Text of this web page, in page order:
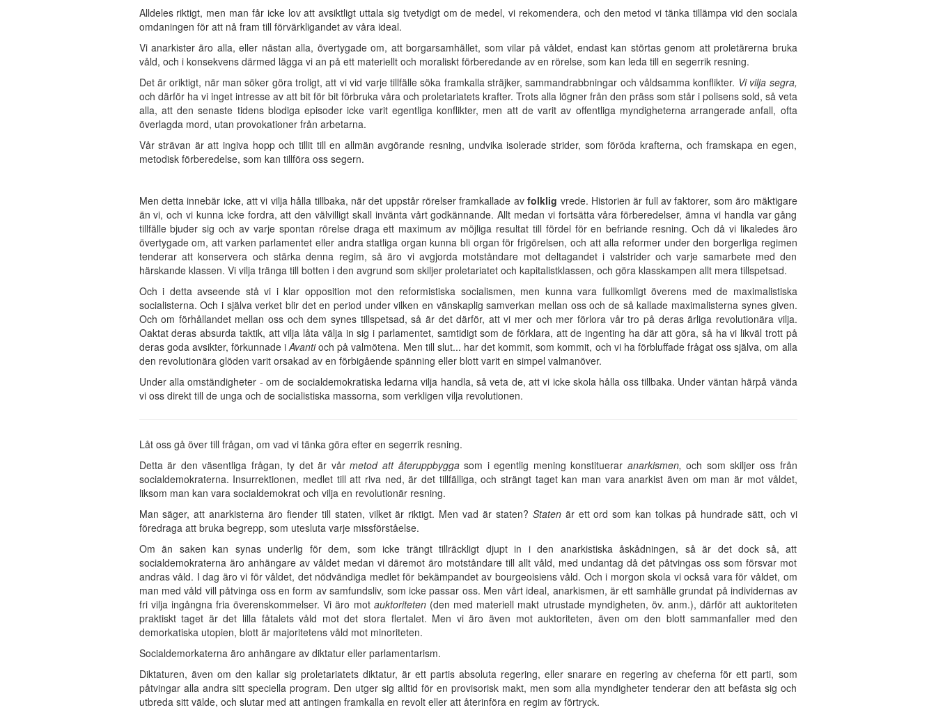
Alldeles riktigt, men man får icke lov att avsiktligt uttala sig tvetydigt om de medel, vi rekomendera, och den metod vi tänka tillämpa vid den sociala
omdaningen för att nå fram till förvärkligandet av våra ideal.
Vi anarkister äro alla, eller nästan alla, övertygade om, att borgarsamhället, som vilar på våldet, endast kan störtas genom att proletärerna bruka
våld, och i konsekvens därmed lägga vi an på ett materiellt och moraliskt förberedande av en rörelse, som kan leda till en segerrik resning.
Det är oriktigt, när man söker göra troligt, att vi vid varje tillfälle söka framkalla sträjker, sammandrabbningar och våldsamma konflikter. Vi vilja segra,
och därför ha vi inget intresse av att bit för bit förbruka våra och proletariatets krafter. Trots alla lögner från den präss som står i polisens sold, så veta
alla, att den senaste tidens blodiga episoder icke varit egentliga konflikter, men att de varit av offentliga myndigheterna arrangerade anfall, ofta
överlagda mord, utan provokationer från arbetarna.
Vår strävan är att ingiva hopp och tillit till en allmän avgörande resning, undvika isolerade strider, som föröda krafterna, och framskapa en egen,
metodisk förberedelse, som kan tillföra oss segern.
Men detta innebär icke, att vi vilja hålla tillbaka, när det uppstår rörelser framkallade avfolklig vrede. Historien är full av faktorer, som äro mäktigare
än vi, och vi kunna icke fordra, att den välvilligt skall invänta vårt godkännande. Allt medan vi fortsätta våra förberedelser, ämna vi handla var gång
tillfälle bjuder sig och av varje spontan rörelse draga ett maximum av möjliga resultat till fördel för en befriande resning. Och då vi likaledes äro
övertygade om, att varken parlamentet eller andra statliga organ kunna bli organ för frigörelsen, och att alla reformer under den borgerliga regimen
tenderar att konservera och stärka denna regim, så äro vi avgjorda motståndare mot deltagandet i valstrider och varje samarbete med den
härskande klassen. Vi vilja tränga till botten i den avgrund som skiljer proletariatet och kapitalistklassen, och göra klasskampen allt mera tillspetsad.
Och i detta avseende stå vi i klar opposition mot den reformistiska socialismen, men kunna vara fullkomligt överens med de maximalistiska
socialisterna. Och i själva verket blir det en period under vilken en vänskaplig samverkan mellan oss och de så kallade maximalisterna synes given.
Och om förhållandet mellan oss och dem synes tillspetsad, så är det därför, att vi mer och mer förlora vår tro på deras ärliga revolutionära vilja.
Oaktat deras absurda taktik, att vilja låta välja in sig i parlamentet, samtidigt som de förklara, att de ingenting ha där att göra, så ha vi likväl trott på
deras goda avsikter, förkunnade iAvantioch på valmötena. Men till slut... har det kommit, som kommit, och vi ha förbluffade frågat oss själva, om alla
den revolutionära glöden varit orsakad av en förbigående spänning eller blott varit en simpel valmanöver.
Under alla omständigheter - om de socialdemokratiska ledarna vilja handla, så veta de, att vi icke skola hålla oss tillbaka. Under väntan härpå vända
vi oss direkt till de unga och de socialistiska massorna, som verkligen vilja revolutionen.
Låt oss gå över till frågan, om vad vi tänka göra efter en segerrik resning.
Detta är den väsentliga frågan, ty det är vårmetod att återuppbyggasom i egentlig mening konstituerar anarkismen, och som skiljer oss från
socialdemokraterna. Insurrektionen, medlet till att riva ned, är det tillfälliga, och strängt taget kan man vara anarkist även om man är mot våldet,
liksom man kan vara socialdemokrat och vilja en revolutionär resning.
Man säger, att anarkisterna äro fiender till staten, vilket är riktigt. Men vad är staten? Statenär ett ord som kan tolkas på hundrade sätt, och vi
föredraga att bruka begrepp, som utesluta varje missförståelse.
Om än saken kan synas underlig för dem, som icke trängt tillräckligt djupt in i den anarkistiska åskådningen, så är det dock så, att
socialdemokraterna äro anhängare av våldet medan vi däremot äro motståndare till allt våld, med undantag då det påtvingas oss som försvar mot
andras våld. I dag äro vi för våldet, det nödvändiga medlet för bekämpandet av bourgeoisiens våld. Och i morgon skola vi också vara för våldet, om
man med våld vill påtvinga oss en form av samfundsliv, som icke passar oss. Men vårt ideal, anarkismen, är ett samhälle grundat på individernas av
fri vilja ingångna fria överenskommelser. Vi äro mot auktoriteten(den med materiell makt utrustade myndigheten, öv. anm.), därför att auktoriteten
praktiskt taget är det lilla fåtalets våld mot det stora flertalet. Men vi äro även mot auktoriteten, även om den blott sammanfaller med den
demorkatiska utopien, blott är majoritetens våld mot minoriteten.
Socialdemorkaterna äro anhängare av diktatur eller parlamentarism.
Diktaturen, även om den kallar sig proletariatets diktatur, är ett partis absoluta regering, eller snarare en regering av cheferna för ett parti, som
påtvingar alla andra sitt speciella program. Den utger sig alltid för en provisorisk makt, men som alla myndigheter tenderar den att befästa sig och
utbreda sitt välde, och slutar med att antingen framkalla en revolt eller att återinföra en regim av förtryck.